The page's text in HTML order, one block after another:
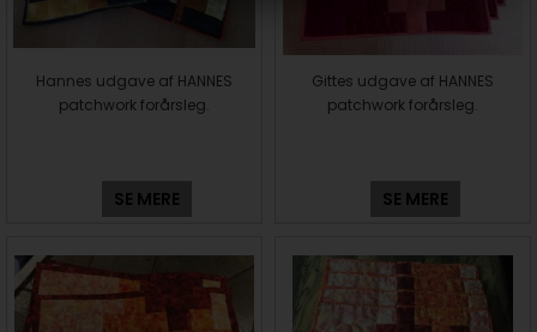
Hannes udgave af HANNES
patchwork forårsleg.
SE MERE
Gittes udgave af HANNES
patchwork forårsleg.
SE MERE